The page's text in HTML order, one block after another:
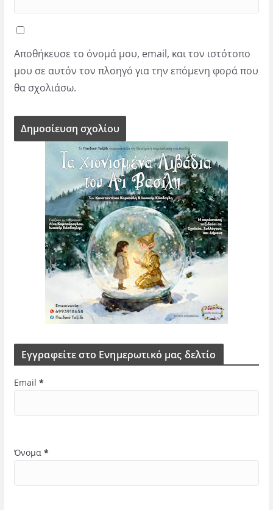
Αποθήκευσε το όνομά μου, email, και τον ιστότοπο
μου σε αυτόν τον πλοηγό για την επόμενη φορά που
θα σχολιάσω.
Εγγραφείτε στο Ενημερωτικό μας δελτίο
Email *
Όνομα *